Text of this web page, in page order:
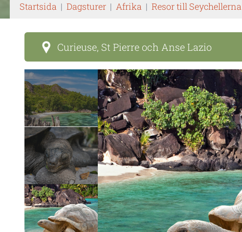
Startsida | Dagsturer | Afrika | Resor till Seychellerna
Curieuse, St Pierre och Anse Lazio